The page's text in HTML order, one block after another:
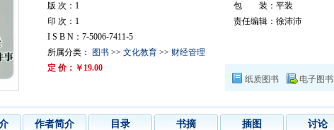
纸质图书 电子图书
版 次：1
印 次：1
I S B N：7-5006-7411-5
所属分类：
图书 >> 文化教育 >> 财经管理
定 价：￥19.00
包 装：平装
责任编辑：徐沛沛
作者简介 目录 书摘 插图 讨论